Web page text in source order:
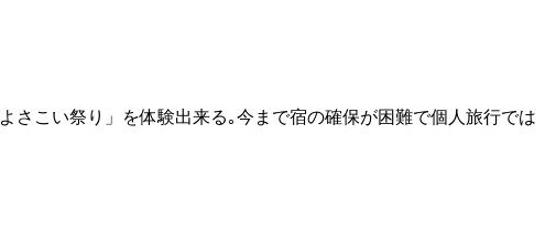
こい祭り」を体験出来る｡今まで宿の確保が困難で個人旅行では